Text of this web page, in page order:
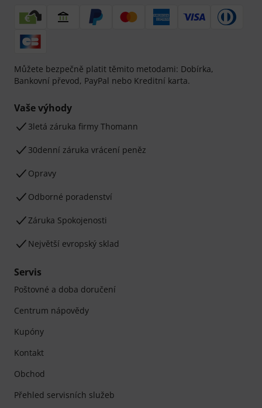
Můžete bezpečně platit těmito metodami: Dobírka,
Bankovní převod, PayPal nebo Kreditní karta.
Vaše výhody
3letá záruka firmy Thomann
30denní záruka vrácení peněz
Opravy
Odborné poradenství
Záruka Spokojenosti
Největší evropský sklad
Servis
Poštovné a doba doručení
Centrum nápovědy
Kupóny
Kontakt
Obchod
Přehled servisních služeb